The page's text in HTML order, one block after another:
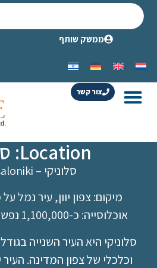
ממשק שותף
צור קשר
Location: סלוניקי
סלוניקי – Thessaloniki
מיקום: צפון יוון, עיר נמל
אוכלוסייה: כ-1,100,000 נפש (אזור מטרופוליני)
סלוניקי היא העיר השנייה
וכלכלי של צפון המדינה.